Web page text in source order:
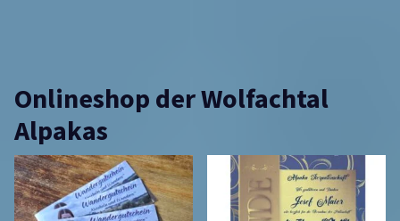
Onlineshop der Wolfachtal
Alpakas